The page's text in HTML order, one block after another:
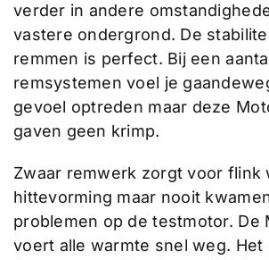
verder in andere
vastere ondergrond. De
remmen is perfect. Bij een
remsystemen voel je
gevoel optreden maar deze
gaven geen krimp.
Zwaar remwerk zorgt voor flink
hittevorming maar nooit
problemen op de testmotor. De
voert alle warmte snel weg. Het